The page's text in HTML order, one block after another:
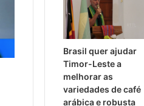
Brasil quer ajudar
Timor-Leste a
melhorar as
variedades de café
arábica e robusta